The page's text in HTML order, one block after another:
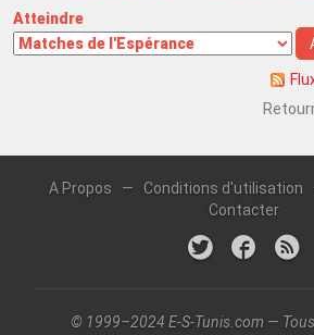
Atteindre
A Propos — Conditions d'utilisation
Contacter
© 1999–2024 E-S-Tunis.com —